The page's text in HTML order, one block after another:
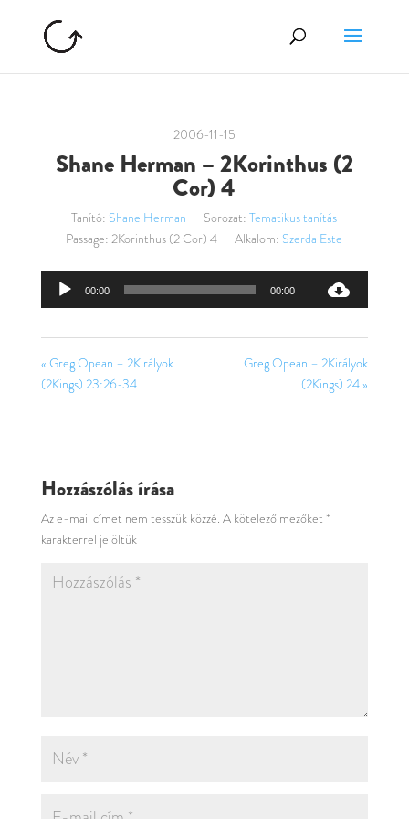
2006-11-15
Shane Herman – 2Korinthus (2
Cor) 4
Tanító: Shane Herman Sorozat: Tematikus tanítás
Passage: 2Korinthus (2 Cor) 4 Alkalom: Szerda Este
Audió
00:00 00:00
« Greg Opean – 2Királyok
(2Kings) 23:26-34
Greg Opean – 2Királyok
(2Kings) 24 »
Hozzászólás írása
Az e-mail címet nem tesszük közzé. A kötelező mezőket *
karakterrel jelöltük